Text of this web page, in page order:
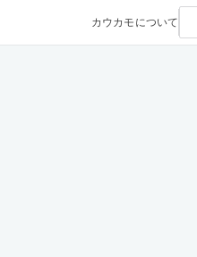
カウカモについて